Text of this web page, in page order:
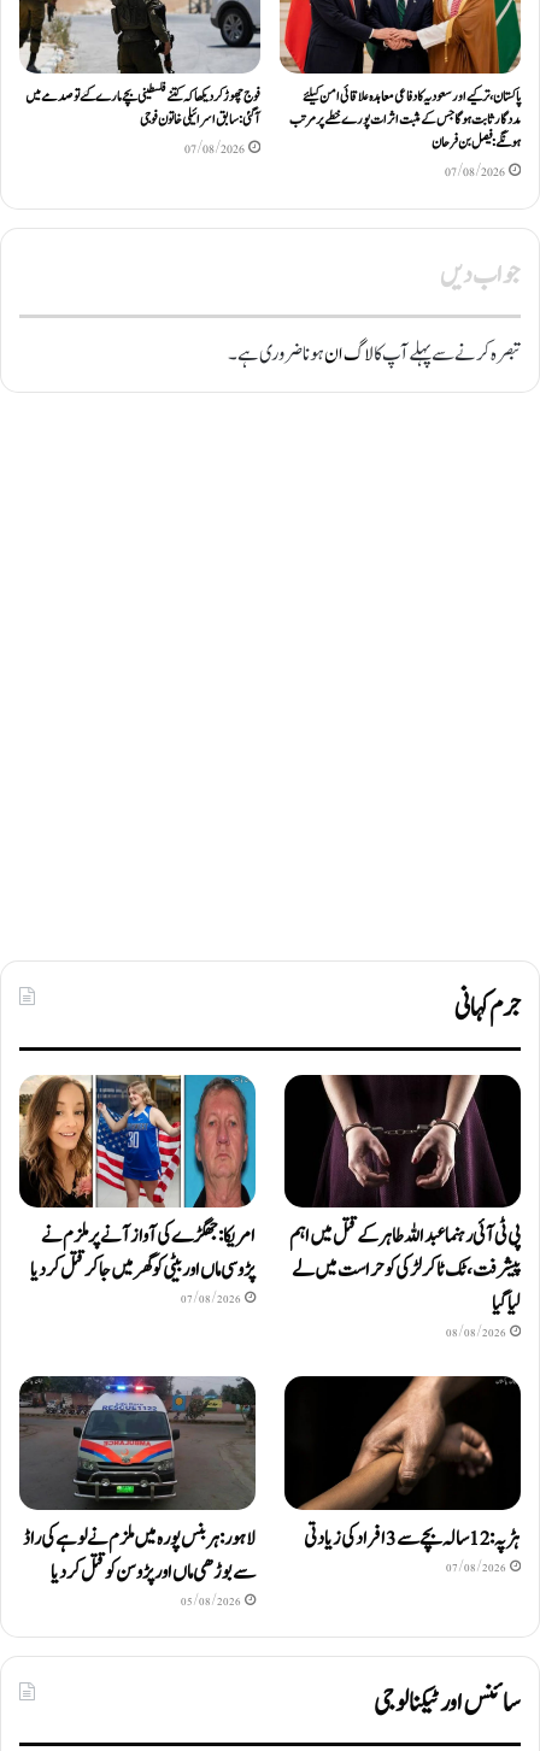
پاکستان، ترکیے اور سعودیہ کا دفاعی معاہدہ علاقائی امن کیلئے
مددگار ثابت ہوگا جس کے مثبت اثرات پورے خطے پر مرتب
ہونگے: فیصل بن فرحان
07/08/2026
فوج چھوڑ کر دیکھا کہ کتنے فلسطینی بچے مارے گئے تو صدمے میں
آگئی: سابق اسرائیلی خاتون فوجی
07/08/2026
جواب دیں
تبصرہ کرنے سے پہلے آپ کالاگ انہونا ضروری ہے۔
جرم کہانی
پی ٹی آئی رہنما عبداللہ طاہر کے قتل میں اہم
پیشرفت، ٹک ٹاکر لڑکی کو حراست میں لے
لیا گیا
08/08/2026
امریکا: جھگڑے کی آواز آنے پر ملزم نے
پڑوسی ماں اور بیٹی کو گھر میں جا کر قتل کر دیا
07/08/2026
ہڑپہ: 12 سالہ بچے سے 3 افراد کی زیادتی
07/08/2026
لاہور: ہربنس پورہ میں ملزم نے لوہے کی راڈ
سے بوڑھی ماں اور پڑوسن کو قتل کر دیا
05/08/2026
سائنس اور ٹیکنالوجی